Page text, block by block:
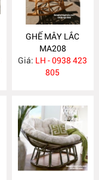
GHẾ MÂY LẮC
MA208
Giá: LH - 0938 423
805